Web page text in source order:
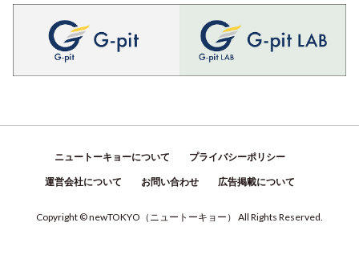
ニュートーキョーについて プライバシーポリシー
運営会社について お問い合わせ 広告掲載について
Copyright © newTOKYO （ ニュートーキョー ） All Rights Reserved.